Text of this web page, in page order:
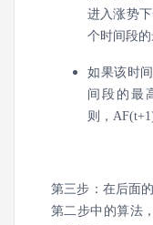
进入涨势
个时间段的
如果该时
间段的最
则，
第三步：在后面
第二步中的算法